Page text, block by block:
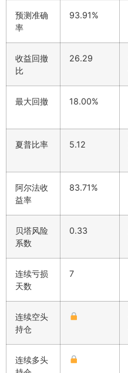
预测准确
率
93.91%
收益回撤
比
26.29
最大回撤 18.00%
夏普比率 5.12
阿尔法收
益率
83.71%
贝塔风险
系数
0.33
连续亏损
天数
7
连续空头
持仓
连续多头